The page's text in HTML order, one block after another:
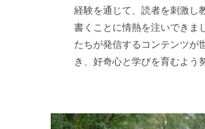
経験を通じて、読者を刺激し
書くことに情熱を注いできま
たちが発信するコンテンツが
き、好奇心と学びを育むよう